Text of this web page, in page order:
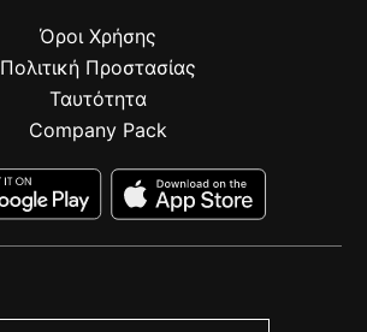
Όροι Χρήσης
Πολιτική Προστασίας
Ταυτότητα
Company Pack